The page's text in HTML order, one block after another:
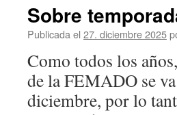
Sobre
Publicada el 27. diciembre 2025
Como todos los
de la FEMADO se
diciembre, por lo